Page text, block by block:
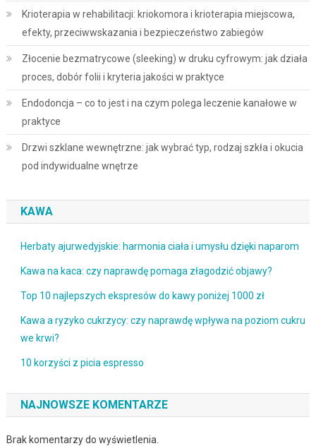
Krioterapia w rehabilitacji: kriokomora i krioterapia miejscowa,
efekty, przeciwwskazania i bezpieczeństwo zabiegów
Złocenie bezmatrycowe (sleeking) w druku cyfrowym: jak działa
proces, dobór folii i kryteria jakości w praktyce
Endodoncja – co to jest i na czym polega leczenie kanałowe w
praktyce
Drzwi szklane wewnętrzne: jak wybrać typ, rodzaj szkła i okucia
pod indywidualne wnętrze
KAWA
Herbaty ajurwedyjskie: harmonia ciała i umysłu dzięki naparom
Kawa na kaca: czy naprawdę pomaga złagodzić objawy?
Top 10 najlepszych ekspresów do kawy poniżej 1000 zł
Kawa a ryzyko cukrzycy: czy naprawdę wpływa na poziom cukru
we krwi?
10 korzyści z picia espresso
NAJNOWSZE KOMENTARZE
Brak komentarzy do wyświetlenia.